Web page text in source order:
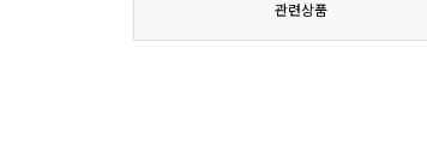
관련상품